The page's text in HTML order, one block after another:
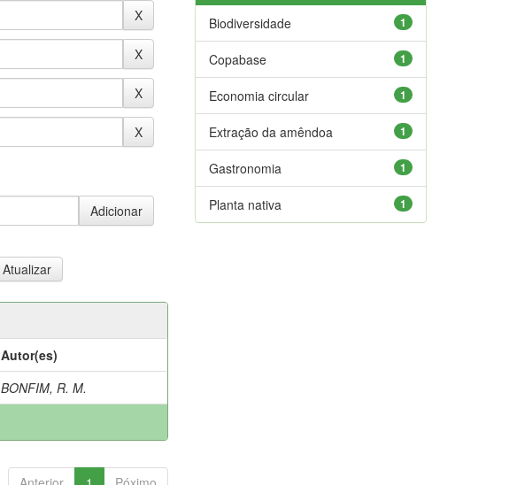
Autor(es)
BONFIM, R. M.
1
Biodiversidade
1
Copabase
1
Economia circular
1
Extração da amêndoa
1
Gastronomia
1
Planta nativa